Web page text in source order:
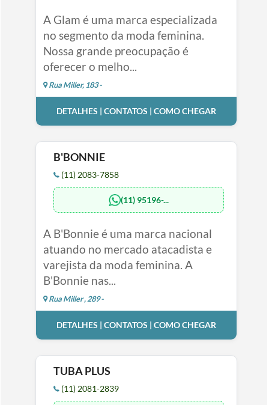
A Glam é uma marca especializada
no segmento da moda feminina.
Nossa grande preocupação é
oferecer o melho...
Rua Miller, 183 -
DETALHES | CONTATOS | COMO CHEGAR
B'BONNIE
(11) 2083-7858
(11) 95196-...
A B'Bonnie é uma marca nacional
atuando no mercado atacadista e
varejista da moda feminina. A
B'Bonnie nas...
Rua Miller , 289 -
DETALHES | CONTATOS | COMO CHEGAR
TUBA PLUS
(11) 2081-2839